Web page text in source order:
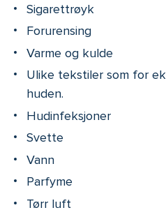
Sigarettrøyk
Forurensing
Varme og kulde
Ulike tekstiler som for
huden.
Hudinfeksjoner
Svette
Vann
Parfyme
Tørr luft